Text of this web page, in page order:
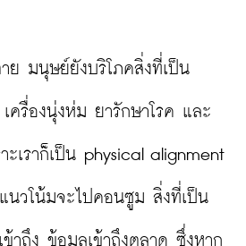
ย มนุษย์ยังบริโภคสิ่งที่เป็น
ครื่องนุ่งห่ม ยารักษาโรค และ
เราก็เป็น physical alignment
นวโน้มจะไปคอนซูม สิ่งที่เป็น
าถึง ข้อมูลเข้าถึงตลาด ซึ่งหาก